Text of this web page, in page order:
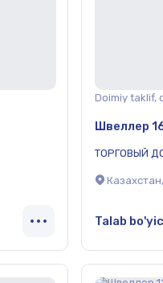
Doimiy taklif,
Швеллер
ТОРГОВЫЙ
Talab